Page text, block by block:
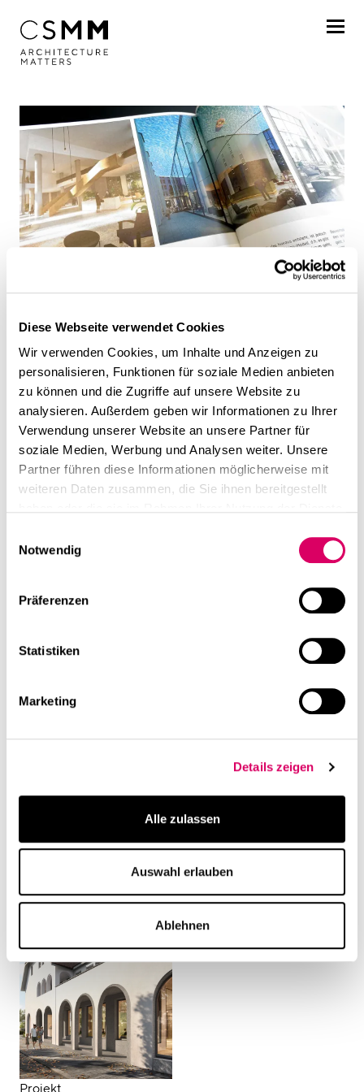
Diese Webseite verwendet Cookies
Wir verwenden Cookies, um Inhalte und Anzeigen zu
personalisieren, Funktionen für soziale Medien anbieten
zu können und die Zugriffe auf unsere Website zu
analysieren. Außerdem geben wir Informationen zu Ihrer
Verwendung unserer Website an unsere Partner für
soziale Medien, Werbung und Analysen weiter. Unsere
Partner führen diese Informationen möglicherweise mit
weiteren Daten zusammen, die Sie ihnen bereitgestellt
Notwendig
Präferenzen
Statistiken
Marketing
Details zeigen
Alle zulassen
Auswahl erlauben
Ablehnen
Profil
Leistungen
Projekte
Journal
Karriere
Standorte
linkedininstagram
Deutsch
English
Impressum
Datenschutz
Digital Production 02:2022 –
Architekturvisualisierung
Digital Production Ausgabe 2/2022
Erschienen ist ein Artikel zum Thema Visualisierung und
Plug-ins;
Drei Varianten unserer Visualisierung für die Tower
Studie Frankfurt dienen als Beispiel für gelungene
Visualisierung.
"Um was wird es gehen? Pipelines für
Architekturvisualisierung mit geringen Softwarekosten
Zug kommen – und warum es sich lohnt, selbst Plug-ins
Diese Seite teilen
Studie: Tower Frankfurt
Projekt
Studie: MaxDrei
Projekt